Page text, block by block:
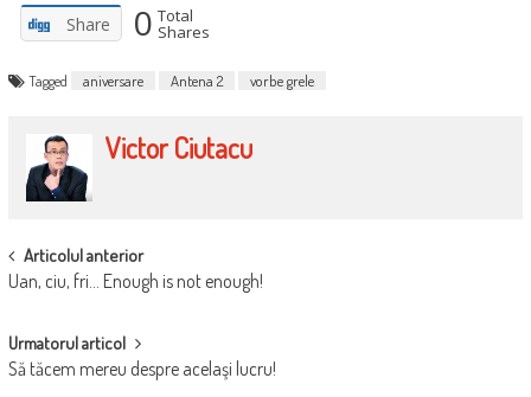
Share 0 Total
Shares
Tagged aniversare Antena 2 vorbe grele
Victor Ciutacu
POST
NAVIGATION
Articolul anterior
Uan, ciu, fri… Enough is not enough!
Urmatorul articol
Să tăcem mereu despre acelaşi lucru!